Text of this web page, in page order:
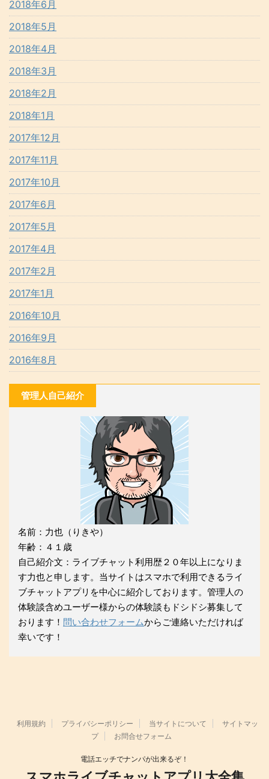
2018年6月
2018年5月
2018年4月
2018年3月
2018年2月
2018年1月
2017年12月
2017年11月
2017年10月
2017年6月
2017年5月
2017年4月
2017年2月
2017年1月
2016年10月
2016年9月
2016年8月
管理人自己紹介
名前：力也（りきや）
年齢：４１歳
自己紹介文：ライブチャット利用歴２０年以上になりま
す力也と申します。当サイトはスマホで利用できるライ
ブチャットアプリを中心に紹介しております。管理人の
体験談含めユーザー様からの体験談もドシドシ募集して
おります！ 問い合わせフォームからご連絡いただければ
幸いです！
利用規約 プライバシーポリシー 当サイトについて
サイトマッ
プ
お問合せフォーム
電話エッチでナンパが出来るぞ！